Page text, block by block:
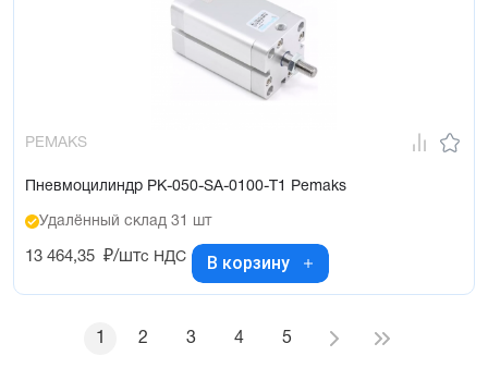
PEMAKS
Пневмоцилиндр PK-050-SA-0100-T1 Pemaks
Удалённый склад 31 шт
13 464,35 ₽/штс НДС В корзину
1 2 3 4 5